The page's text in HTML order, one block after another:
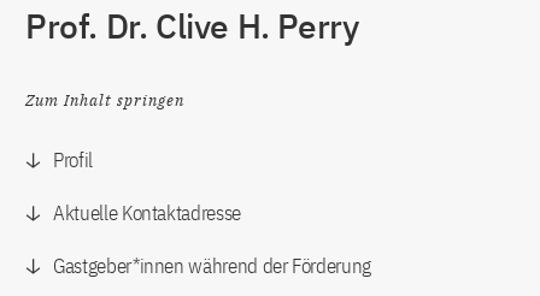
Prof. Dr. Clive H. Perry
Zum Inhalt springen
Profil
Aktuelle Kontaktadresse
Gastgeber*innen während der Förderung